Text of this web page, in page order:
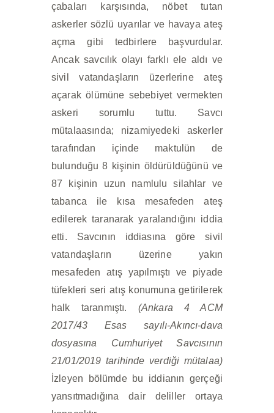
çabaları karşısında, nöbet tutan
askerler sözlü uyarılar ve havaya ateş
açma gibi tedbirlere başvurdular.
Ancak savcılık olayı farklı ele aldı ve
sivil vatandaşların üzerlerine ateş
açarak ölümüne sebebiyet vermekten
askeri sorumlu tuttu. Savcı
mütalaasında; nizamiyedeki askerler
tarafından içinde maktulün de
bulunduğu 8 kişinin öldürüldüğünü ve
87 kişinin uzun namlulu silahlar ve
tabanca ile kısa mesafeden ateş
edilerek taranarak yaralandığını iddia
etti. Savcının iddiasına göre sivil
vatandaşların üzerine yakın
mesafeden atış yapılmıştı ve piyade
tüfekleri seri atış konumuna getirilerek
halk taranmıştı. (Ankara 4 ACM
2017/43 Esas sayılı-Akıncı-dava
dosyasına Cumhuriyet Savcısının
21/01/2019 tarihinde verdiği mütalaa)
İzleyen bölümde bu iddianın gerçeği
yansıtmadığına dair deliller ortaya